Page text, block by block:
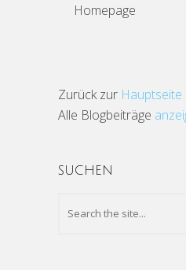
Homepage
Zurück zur Hauptseite
Alle Blogbeiträge
SUCHEN